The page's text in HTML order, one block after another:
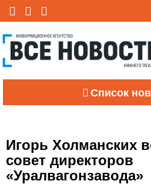
Список
Игорь Холманских
совет директоров
«Уралвагонзавода»